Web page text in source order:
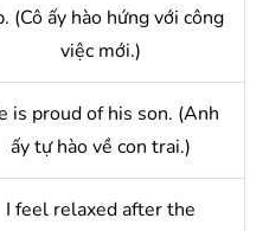
(Cô ấy hào hứng với công
việc mới.)
is proud of his son. (Anh
ấy tự hào về con trai.)
I feel relaxed after the